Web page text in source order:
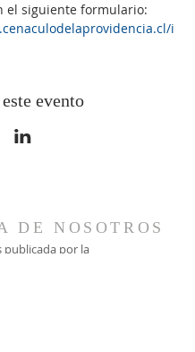
el siguiente formulario:
i
evento
DE NOSOTROS
publicada por la